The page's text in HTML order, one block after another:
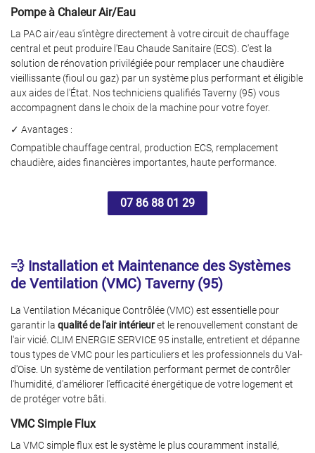
AVIS
ACTUALITÉS
CONTACT
Pompe à Chaleur Air/Eau
La PAC air/eau s'intègre directement à votre circuit de chauffage
central et peut produire l'Eau Chaude Sanitaire (ECS). C'est la
solution de rénovation privilégiée pour remplacer une chaudière
vieillissante (fioul ou gaz) par un système plus performant et éligible
aux aides de l'État. Nos techniciens qualifiés Taverny (95) vous
accompagnent dans le choix de la machine pour votre foyer.
✓ Avantages :
Compatible chauffage central, production ECS, remplacement
chaudière, aides financières importantes, haute performance.
07 86 88 01 29
💨 Installation et Maintenance des Systèmes
de Ventilation (VMC) Taverny (95)
La Ventilation Mécanique Contrôlée (VMC) est essentielle pour
garantir la qualité de l'air intérieuret le renouvellement constant de
l'air vicié. CLIM ENERGIE SERVICE 95 installe, entretient et dépanne
tous types de VMC pour les particuliers et les professionnels du Val-
d'Oise. Un système de ventilation performant permet de contrôler
l'humidité, d'améliorer l'efficacité énergétique de votre logement et
de protéger votre bâti.
VMC Simple Flux
La VMC simple flux est le système le plus couramment installé,